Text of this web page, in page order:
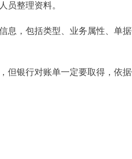
员整理资料。
息，包括类型、业务属性、单
但银行对账单一定要取得，依